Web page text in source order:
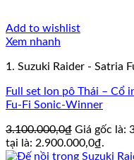
Add to wishlist
Xem nhanh
1. Suzuki Raider - Satria
Full set lon pô Thái – Cổ
Fu-Fi Sonic-Winner
3.100.000,0₫ Giá gốc là:
tại là: 2.900.000,0₫.